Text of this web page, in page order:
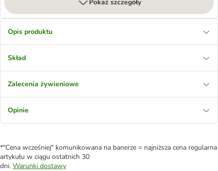
Pokaż szczegóły
Opis produktu
Skład
Zalecenia żywieniowe
Opinie
*"Cena wcześniej" komunikowana na banerze = najniższa cena regularna
artykułu w ciągu ostatnich 30
dni. Warunki dostawy